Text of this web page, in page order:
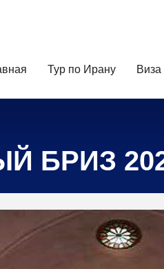
Тур по Ирану
БРИЗ